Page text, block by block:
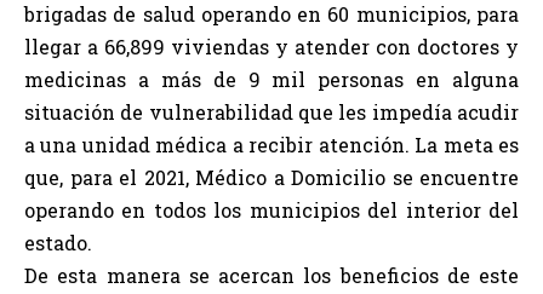
brigadas de salud operando en 60 municipios, para
llegar a 66,899 viviendas y atender con doctores y
medicinas a más de 9 mil personas en alguna
situación de vulnerabilidad que les impedía acudir
a una unidad médica a recibir atención. La meta es
que, para el 2021, Médico a Domicilio se encuentre
operando en todos los municipios del interior del
estado.
De esta manera se acercan los beneficios de este